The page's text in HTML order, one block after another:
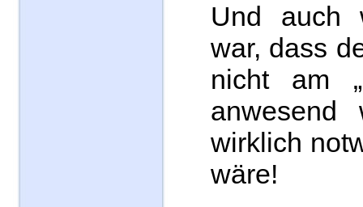
Und auch
war, dass
nicht am
wirklich
wäre!